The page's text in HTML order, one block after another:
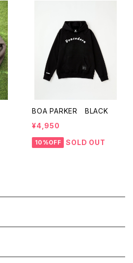
BOA PARKER BLACK
¥4,950
10%OFF SOLD OUT